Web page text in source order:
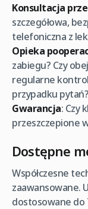
Konsultacja
szczegółowa,
telefoniczna z
Opieka
zabiegu? Czy
regularne
przypadku pytań?
Gwarancja: Czy
przeszczepione
Dostępne
Współczesne
zaawansowane.
dostosowane